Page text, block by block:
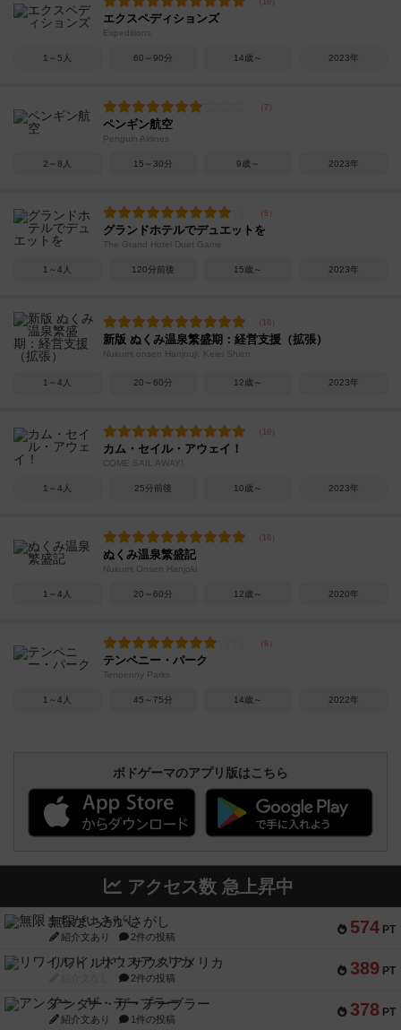
エクスペディションズ
Expeditions
1～5人 60～90分 14歳～ 2023年
ペンギン航空
Penguin Airlines
2～8人 15～30分 9歳～ 2023年
グランドホテルでデュエットを
The Grand Hotel Duet Game
1～4人 120分前後 15歳～ 2023年
新版 ぬくみ温泉繁盛期：経営支援（拡張）
Nukumi onsen Hanjouji: Keiei Shien
1～4人 20～60分 12歳～ 2023年
カム・セイル・アウェイ！
COME SAIL AWAY!
1～4人 25分前後 10歳～ 2023年
ぬくみ温泉繁盛記
Nukumi Onsen Hanjoki
1～4人 20～60分 12歳～ 2020年
テンペニー・パーク
Tenpenny Parks
1～4人 45～75分 14歳～ 2022年
ボドゲーマのアプリ版はこちら
アクセス数 急上昇中
574 PT
無限まちがいさがし
紹介文あり 2件の投稿
389 PT
リワイルド：サウスアメリカ
2件の投稿
378 PT
アンダー・ザ・テーブラー
紹介文あり 1件の投稿